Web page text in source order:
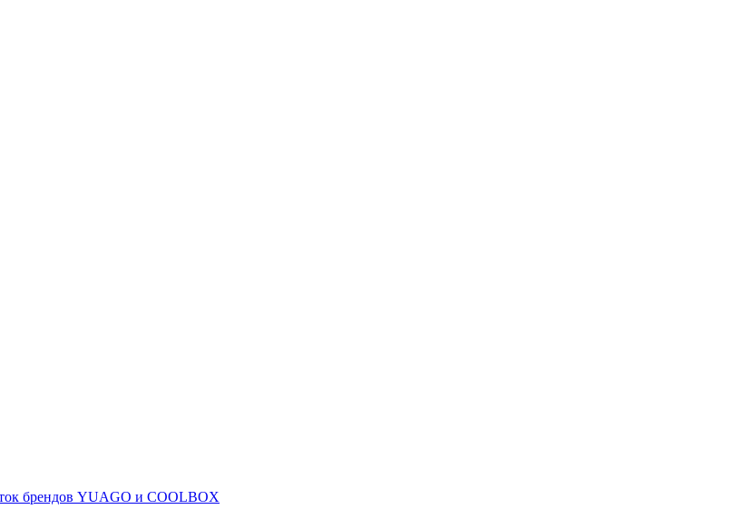
брендов YUAGO и COOLBOX